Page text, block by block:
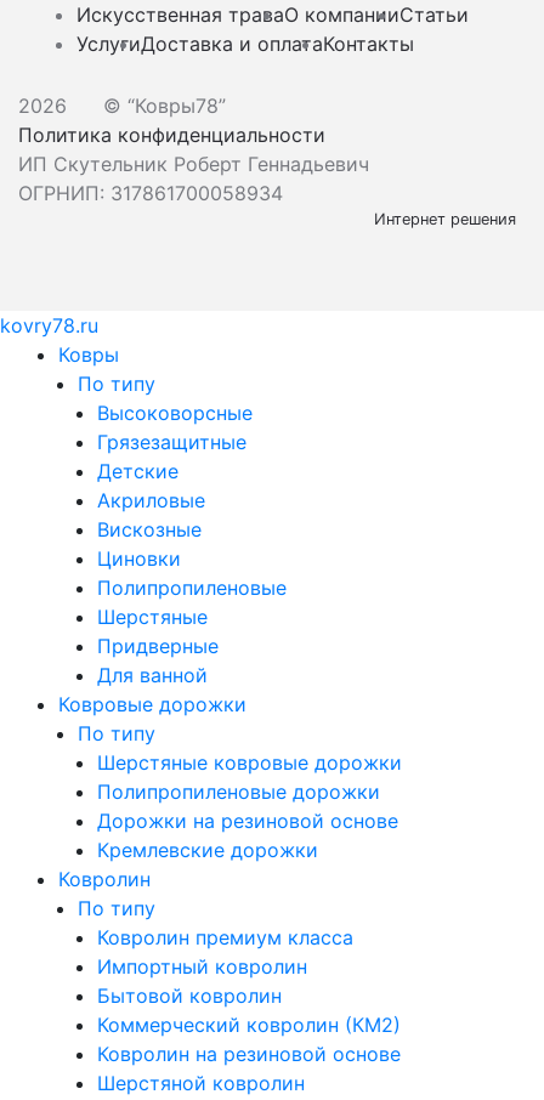
Искусственная траваО компанииСтатьи
УслугиДоставка и оплатаКонтакты
2026
© “Ковры78”
Политика конфиденциальности
ИП Скутельник Роберт Геннадьевич
ОГРНИП: 317861700058934
Интернет решения
kovry78.ru
Ковры
По типу
Высоковорсные
Грязезащитные
Детские
Акриловые
Вискозные
Циновки
Полипропиленовые
Шерстяные
Придверные
Для ванной
Ковровые дорожки
По типу
Шерстяные ковровые дорожки
Полипропиленовые дорожки
Дорожки на резиновой основе
Кремлевские дорожки
Ковролин
По типу
Ковролин премиум класса
Импортный ковролин
Бытовой ковролин
Коммерческий ковролин (КМ2)
Ковролин на резиновой основе
Шерстяной ковролин